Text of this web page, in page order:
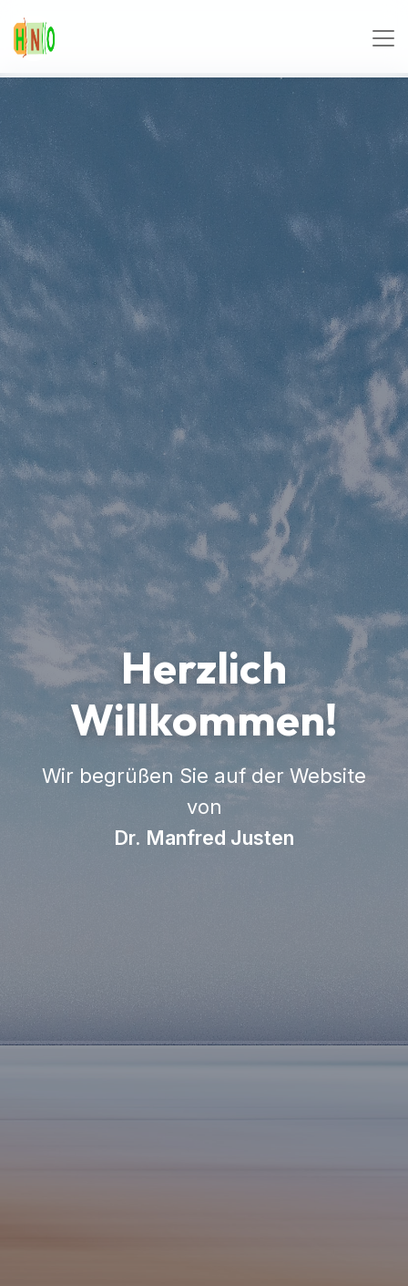
Herzlich
Willkommen!
Wir begrüßen Sie auf der Website
von
Dr. Manfred Justen